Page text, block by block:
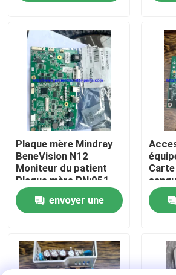
À propos de nous
Visite de l'usine
Contrôle de la qualité
Nous contacter
Demandez un devis
Module de moniteur patient
processeur BIS
Plaque mère Mindray
BeneVision N12
Moniteur du patient
Plaque mère PN:051-
002717-00
envoyer une